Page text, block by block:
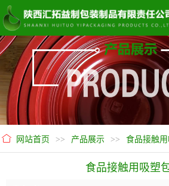
网站首页 >> 产品展示 >> 食品接触
食品接触用吸塑